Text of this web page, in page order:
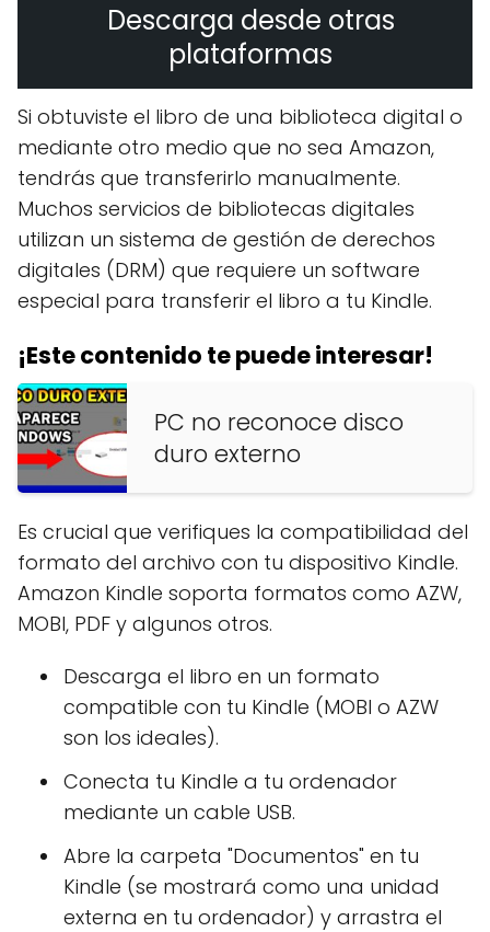
Descarga desde otras
plataformas
Si obtuviste el libro de una biblioteca digital o
mediante otro medio que no sea Amazon,
tendrás que transferirlo manualmente.
Muchos servicios de bibliotecas digitales
utilizan un sistema de gestión de derechos
digitales (DRM) que requiere un software
especial para transferir el libro a tu Kindle.
¡Este contenido te puede interesar!
PC no reconoce disco
duro externo
Es crucial que verifiques la compatibilidad del
formato del archivo con tu dispositivo Kindle.
Amazon Kindle soporta formatos como AZW,
MOBI, PDF y algunos otros.
Descarga el libro en un formato
compatible con tu Kindle (MOBI o AZW
son los ideales).
Conecta tu Kindle a tu ordenador
mediante un cable USB.
Abre la carpeta "Documentos" en tu
Kindle (se mostrará como una unidad
externa en tu ordenador) y arrastra el